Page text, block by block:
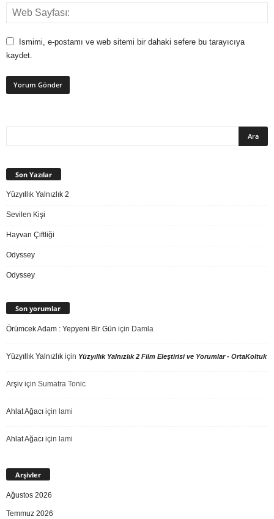
Ismimi, e-postamı ve web sitemi bir dahaki sefere bu tarayıcıya
kaydet.
Son Yazılar
Yüzyıllık Yalnızlık 2
Sevilen Kişi
Hayvan Çiftliği
Odyssey
Odyssey
Son yorumlar
Örümcek Adam : Yepyeni Bir Gün için Damla
Yüzyıllık Yalnızlık için Yüzyıllık Yalnızlık 2 Film Eleştirisi ve Yorumlar - OrtaKoltuk
Arşiv için Sumatra Tonic
Ahlat Ağacı için lami
Ahlat Ağacı için lami
Arşivler
Ağustos 2026
Temmuz 2026